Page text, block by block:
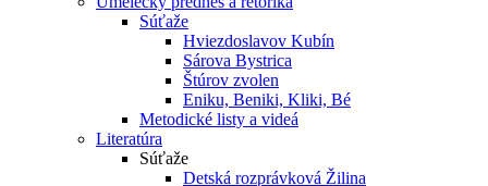
Súťaže
Hviezdoslavov Kubín
Sárova Bystrica
Štúrov zvolen
Eniku, Beniki, Kliki, Bé
Metodické listy a videá
Literatúra
Súťaže
Detská rozprávková Žilina